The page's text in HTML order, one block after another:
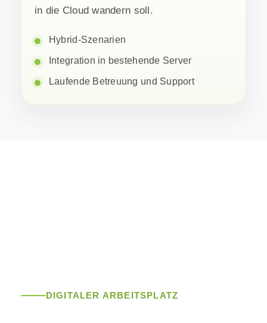
in die Cloud wandern soll.
Hybrid-Szenarien
Integration in bestehende Server
Laufende Betreuung und Support
DIGITALER ARBEITSPLATZ